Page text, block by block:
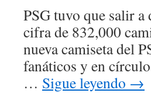
PSG tuvo que salir
cifra de 832,000
nueva camiseta del
fanáticos y en
… Sigue leyendo →